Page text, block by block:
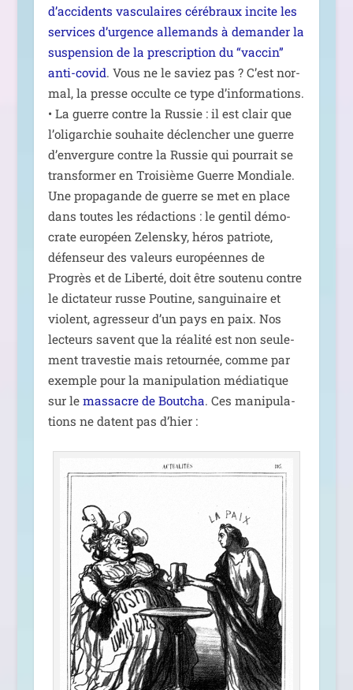
d’accidents vas­cu­laires céré­braux incite les
ser­vices d’urgence alle­mands à deman­der la
sus­pen­sion de la pres­crip­tion du “vac­cin”
anti-covid. Vous ne le saviez pas ? C’est nor­
mal, la presse occulte ce type d’in­for­ma­tions.
• La guerre contre la Russie : il est clair que
l’o­li­gar­chie sou­haite déclen­cher une guerre
d’en­ver­gure contre la Russie qui pour­rait se
trans­for­mer en Troisième Guerre Mondiale.
Une pro­pa­gande de guerre se met en place
dans toutes les rédac­tions : le gen­til démo­
crate euro­péen Zelensky, héros patriote,
défen­seur des valeurs euro­péennes de
Progrès et de Liberté, doit être sou­te­nu contre
le dic­ta­teur russe Poutine, san­gui­naire et
violent, agres­seur d’un pays en paix. Nos
lec­teurs savent que la réa­li­té est non seule­
ment tra­ves­tie mais retour­née, comme par
exemple pour la mani­pu­la­tion média­tique
sur le mas­sacre de Boutcha. Ces mani­pu­la­
tions ne datent pas d’hier :